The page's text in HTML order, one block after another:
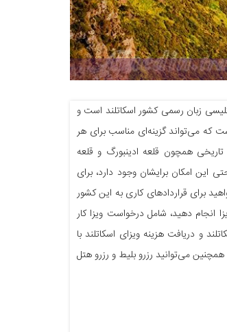
زبان رسمی کشور اسکاتلند است و
می‌کنند. اسکاتلند کشوری زیبا با بیش از 300 قلعه تاریخی است که می‌تواند گزینه‌ای مناسب برای هر
تاریخی همچون قلعه ادینبورگ و قلعه
این امکان برایشان وجود دارد، برای
برای قراردادهای کاری به این کشور
انجام دهید، شامل درخواست ویزا کار
و دریافت هزینه ویزای اسکاتلند با
می‌توانید رزرو بلیط و رزرو هتل